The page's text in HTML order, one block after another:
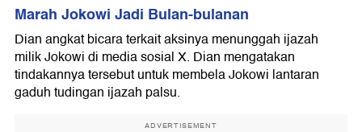
Marah Jokowi Jadi Bulan-bulanan
Dian angkat bicara terkait aksinya menunggah ijazah
milik Jokowi di media sosial X. Dian mengatakan
tindakannya tersebut untuk membela Jokowi lantaran
gaduh tudingan ijazah palsu.
ADVERTISEMENT